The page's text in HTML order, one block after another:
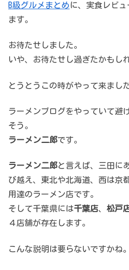
B級グルメまとめに、実食レビ
ます。
お待たせしました。
いや、お待たせし過ぎたかもし
とうとうこの時がやって来ました
ラーメンブログをやっていて避
そう。
ラーメン二郎です。
ラーメン二郎と言えば、三田に
び越え、東北や北海道、西は京
用達のラーメン店です。
そして千葉県には千葉店、 松戸
４店舗が存在します。
こんな説明は要らないですかね。